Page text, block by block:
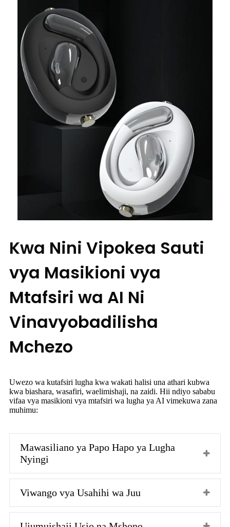
Kwa Nini Vipokea Sauti
vya Masikioni vya
Mtafsiri wa AI Ni
Vinavyobadilisha
Mchezo
Uwezo wa kutafsiri lugha kwa wakati halisi una athari kubwa
kwa biashara, wasafiri, waelimishaji, na zaidi. Hii ndiyo sababu
vifaa vya masikioni vya mtafsiri wa lugha ya AI vimekuwa zana
muhimu:
Mawasiliano ya Papo Hapo ya Lugha
Nyingi
Viwango vya Usahihi wa Juu